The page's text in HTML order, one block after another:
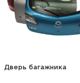
Дверь багажника